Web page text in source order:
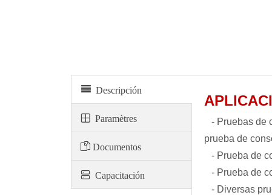
Descripción
Paramètres
Documentos
Capacitación
- Pruebas de
prueba de
- Prueba de
- Prueba de
- Diversas